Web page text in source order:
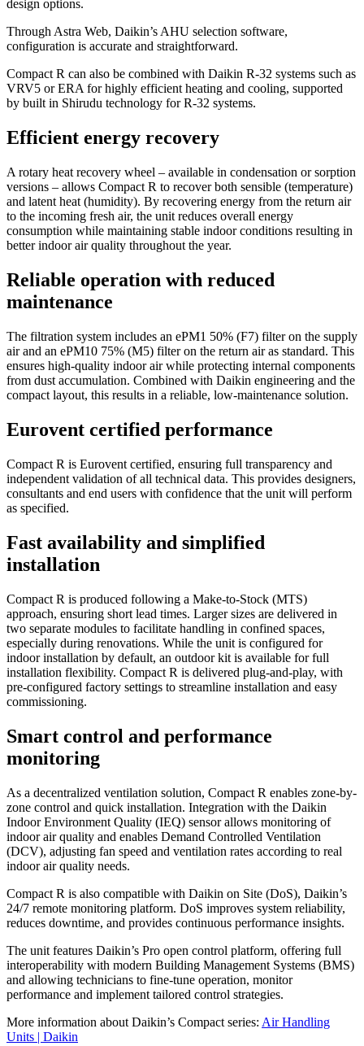
design options.
Through Astra Web, Daikin’s AHU selection software,
configuration is accurate and straightforward.
Compact R can also be combined with Daikin R-32 systems such as
VRV5 or ERA for highly efficient heating and cooling, supported
by built in Shirudu technology for R-32 systems.
Efficient energy recovery
A rotary heat recovery wheel – available in condensation or sorption
versions – allows Compact R to recover both sensible (temperature)
and latent heat (humidity). By recovering energy from the return air
to the incoming fresh air, the unit reduces overall energy
consumption while maintaining stable indoor conditions resulting in
better indoor air quality throughout the year.
Reliable operation with reduced
maintenance
The filtration system includes an ePM1 50% (F7) filter on the supply
air and an ePM10 75% (M5) filter on the return air as standard. This
ensures high-quality indoor air while protecting internal components
from dust accumulation. Combined with Daikin engineering and the
compact layout, this results in a reliable, low-maintenance solution.
Eurovent certified performance
Compact R is Eurovent certified, ensuring full transparency and
independent validation of all technical data. This provides designers,
consultants and end users with confidence that the unit will perform
as specified.
Fast availability and simplified
installation
Compact R is produced following a Make-to-Stock (MTS)
approach, ensuring short lead times. Larger sizes are delivered in
two separate modules to facilitate handling in confined spaces,
especially during renovations. While the unit is configured for
indoor installation by default, an outdoor kit is available for full
installation flexibility. Compact R is delivered plug-and-play, with
pre-configured factory settings to streamline installation and easy
commissioning.
Smart control and performance
monitoring
As a decentralized ventilation solution, Compact R enables zone-by-
zone control and quick installation. Integration with the Daikin
Indoor Environment Quality (IEQ) sensor allows monitoring of
indoor air quality and enables Demand Controlled Ventilation
(DCV), adjusting fan speed and ventilation rates according to real
indoor air quality needs.
Compact R is also compatible with Daikin on Site (DoS), Daikin’s
24/7 remote monitoring platform. DoS improves system reliability,
reduces downtime, and provides continuous performance insights.
The unit features Daikin’s Pro open control platform, offering full
interoperability with modern Building Management Systems (BMS)
and allowing technicians to fine-tune operation, monitor
performance and implement tailored control strategies.
More information about Daikin’s Compact series: Air Handling
Units | Daikin